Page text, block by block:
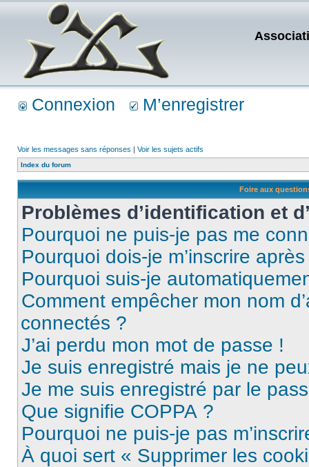
Connexion M’enregistrer
Voir les messages sans réponses | Voir les sujets actifs
Index du forum
Foire aux
Problèmes d’identification et
Pourquoi ne puis-je pas me
Pourquoi dois-je m’inscrire
Pourquoi suis-je
Comment empêcher mon nom
connectés ?
J’ai perdu mon mot de passe !
Je suis enregistré mais je ne
Je me suis enregistré par le
Que signifie COPPA ?
Pourquoi ne puis-je pas
À quoi sert « Supprimer les